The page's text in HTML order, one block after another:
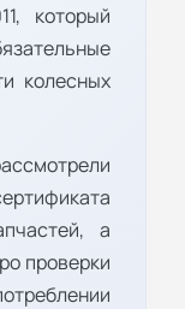
который
колесных
а
проверки